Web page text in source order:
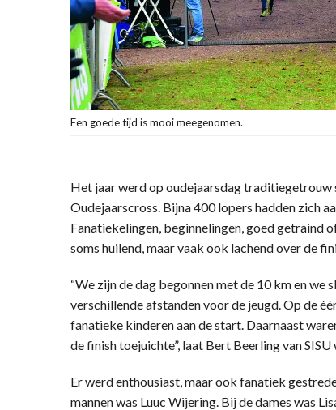
Een goede tijd is mooi meegenomen.
Het jaar werd op oudejaarsdag
Oudejaarscross. Bijna 400 lopers hadden zich
Fanatiekelingen, beginnelingen, goed getraind
soms huilend, maar vaak ook lachend over de
“We zijn de dag begonnen met de 10 km en
verschillende afstanden voor de jeugd. Op de
fanatieke kinderen aan de start. Daarnaast
de finish toejuichte”, laat Bert Beerling van SISU
Er werd enthousiast, maar ook fanatiek
mannen was Luuc Wijering. Bij de dames was